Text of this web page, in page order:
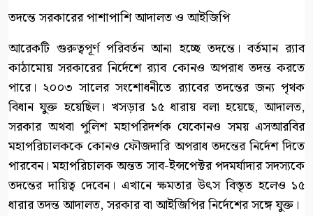
তদন্তে সরকারের পাশাপাশি আদালত ও আইজিপি
আরেকটি গুরুত্বপূর্ণ পরিবর্তন আনা হচ্ছে তদন্তে। বর্তমান র‍্যাব
কাঠামোয় সরকারের নির্দেশে র‍্যাব কোনও অপরাধ তদন্ত করতে
পারে। ২০০৩ সালের সংশোধনীতে র‍্যাবের তদন্তের জন্য পৃথক
বিধান যুক্ত হয়েছিল। খসড়ার ১৫ ধারায় বলা হয়েছে, আদালত,
সরকার অথবা পুলিশ মহাপরিদর্শক যেকোনও সময় এসআরবির
মহাপরিচালককে কোনও ফৌজদারি অপরাধ তদন্তের নির্দেশ দিতে
পারবেন। মহাপরিচালক অন্তত সাব-ইন্সপেক্টর পদমর্যাদার সদস্যকে
তদন্তের দায়িত্ব দেবেন। এখানে ক্ষমতার উৎস বিস্তৃত হলেও ১৫
ধারার তদন্ত আদালত, সরকার বা আইজিপির নির্দেশের সঙ্গে যুক্ত।